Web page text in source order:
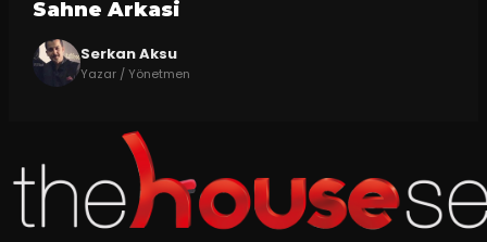
Sahne Arkasi
Serkan Aksu
Yazar / Yönetmen